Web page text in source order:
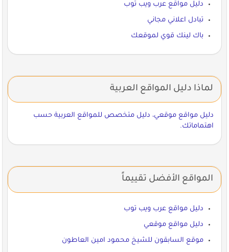
دليل مواقع عرب ويب توب
تبادل اعلاني مجاني
باك لينك قوي لموقعك
لماذا دليل المواقع العربية
دليل مواقع موقعي، دليل متخصص للمواقع العربية حسب
اهتماماتك.
المواقع الأفضل تقييماً
دليل مواقع عرب ويب توب
دليل مواقع موقعي
موقع السابقون للشيخ محمود امين العاطون